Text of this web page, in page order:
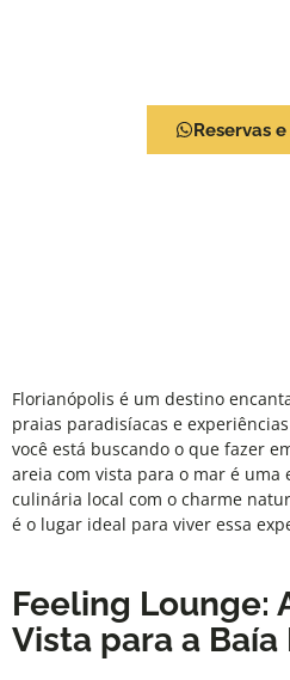
Reservas
Florianópolis é um destino
praias paradisíacas e
você está buscando o que fazer
areia com vista para o mar é uma
culinária local com o charme
é o lugar ideal para viver essa
Feeling Lounge:
Vista para a